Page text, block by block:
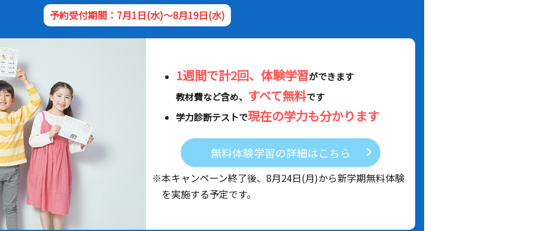
予約受付期間：7月1日(水)～8月19日(水)
1週間で計2回、体験学習ができます
教材費など含め、 すべて無料です
学力診断テストで現在の学力も分かります
無料体験学習の詳細はこちら
※本キャンペーン終了後、 8月24日(月)から新学期無料体験
を実施する予定です。